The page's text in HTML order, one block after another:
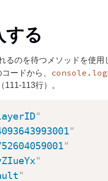
る
るのを待つメソッドを使
ードから、 console.log
113行）。
"
"
"
"
"